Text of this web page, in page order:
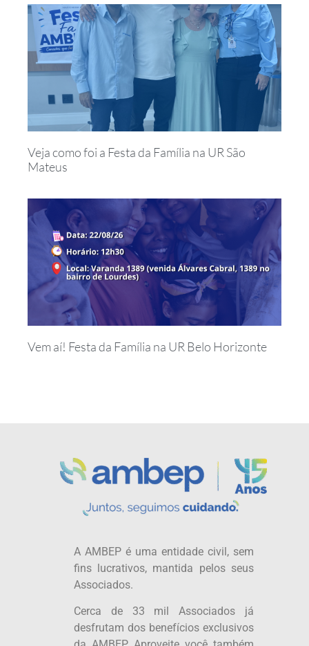
Veja como foi a Festa da Família na UR São
Mateus
Vem aí! Festa da Família na UR Belo Horizonte
A AMBEP é uma entidade civil, sem
fins lucrativos, mantida pelos seus
Associados.
Cerca de 33 mil Associados já
desfrutam dos benefícios exclusivos